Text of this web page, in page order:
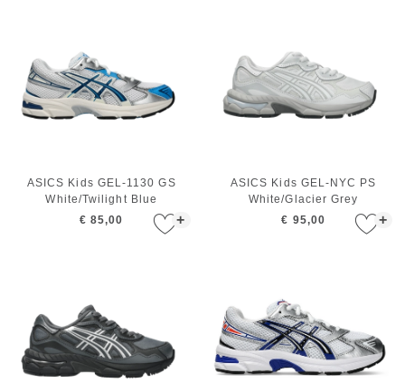
+
ASICS Kids GEL-1130 GS
White/Twilight Blue
€ 85,00
+
ASICS Kids GEL-NYC PS
White/Glacier Grey
€ 95,00